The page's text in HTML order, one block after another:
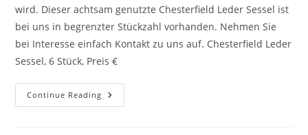
wird. Dieser achtsam genutzte Chesterfield Leder Sessel ist
bei uns in begrenzter Stückzahl vorhanden. Nehmen Sie
bei Interesse einfach Kontakt zu uns auf. Chesterfield Leder
Sessel, 6 Stück, Preis €
Continue Reading